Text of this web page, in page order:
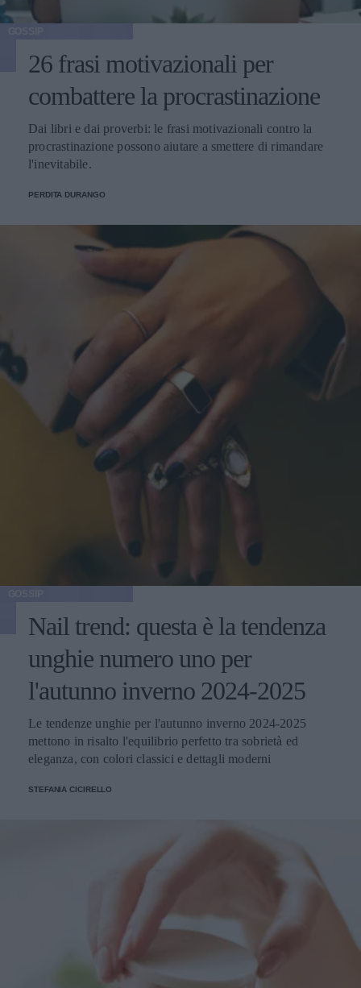
26 frasi motivazionali per
combattere la procrastinazione
Dai libri e dai proverbi: le frasi motivazionali contro la
procrastinazione possono aiutare a smettere di rimandare
l'inevitabile.
PERDITA DURANGO
Nail trend: questa è la tendenza
unghie numero uno per
l'autunno inverno 2024-2025
Le tendenze unghie per l'autunno inverno 2024-2025
mettono in risalto l'equilibrio perfetto tra sobrietà ed
eleganza, con colori classici e dettagli moderni
STEFANIA CICIRELLO